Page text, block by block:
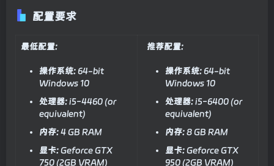
配置要求
最低配置:
操作系统:64-bit
Windows 10
处理器:i5-4460 (or
equivalent)
内存:4 GB RAM
显卡:Geforce GTX
750 (2GB VRAM)
推荐配置:
操作系统:64-bit
Windows 10
处理器:i5-6400 (or
equivalent)
内存:8 GB RAM
显卡:Geforce GTX
950 (2GB VRAM)